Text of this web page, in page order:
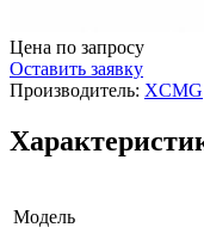
Цена по запросу
Оставить заявку
Производитель: XCMG
Модель